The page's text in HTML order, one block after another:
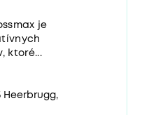
je
ktoré...
Heerbrugg,